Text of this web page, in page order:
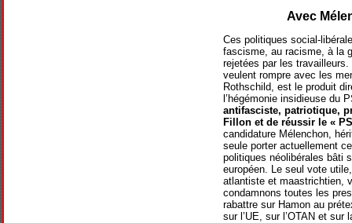
Avec
Ces politiques social-
fascisme, au racisme, à la
rejetées par les
veulent rompre avec les
Rothschild, est le produit
l’hégémonie insidieuse du
antifasciste, patriotique,
Fillon et de réussir le «
candidature Mélenchon,
seule porter actuellement
politiques néolibérales bâti
européen. Le seul vote
atlantiste et maastrichtien,
condamnons toutes les
rabattre sur Hamon au
sur l’UE, sur l’OTAN et